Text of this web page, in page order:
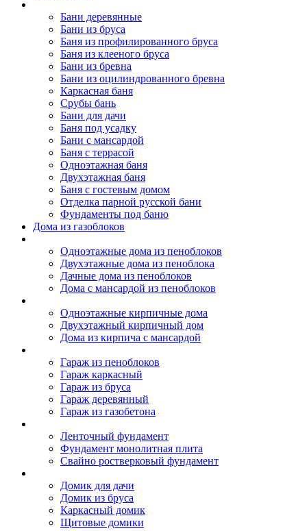
Бани деревянные
Бани из бруса
Баня из профилированного бруса
Баня из клееного бруса
Бани из бревна
Бани из оцилиндрованного бревна
Каркасная баня
Срубы бань
Бани для дачи
Баня под усадку
Бани с мансардой
Баня с террасой
Одноэтажная баня
Двухэтажная баня
Баня с гостевым домом
Отделка парной русской бани
Фундаменты под баню
Дома из газоблоков
Одноэтажные дома из пеноблоков
Двухэтажные дома из пеноблока
Дачные дома из пеноблоков
Дома с мансардой из пеноблоков
Одноэтажные кирпичные дома
Двухэтажный кирпичный дом
Дома из кирпича с мансардой
Гараж из пеноблоков
Гараж каркасный
Гараж из бруса
Гараж деревянный
Гараж из газобетона
Ленточный фундамент
Фундамент монолитная плита
Свайно ростверковый фундамент
Домик для дачи
Домик из бруса
Каркасный домик
Щитовые домики